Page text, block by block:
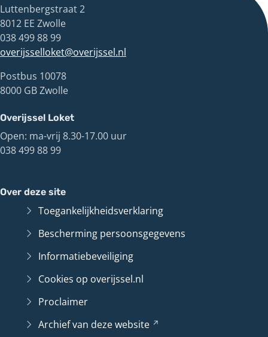
Luttenbergstraat 2
8012 EE Zwolle
038 499 88 99
overijsselloket@overijssel.nl
Postbus 10078
8000 GB Zwolle
Overijssel Loket
Open: ma-vrij 8.30-17.00 uur
038 499 88 99
Over deze site
Toegankelijkheidsverklaring
Bescherming persoonsgegevens
Informatiebeveiliging
Cookies op overijssel.nl
Proclaimer
Archief van dezewebsite